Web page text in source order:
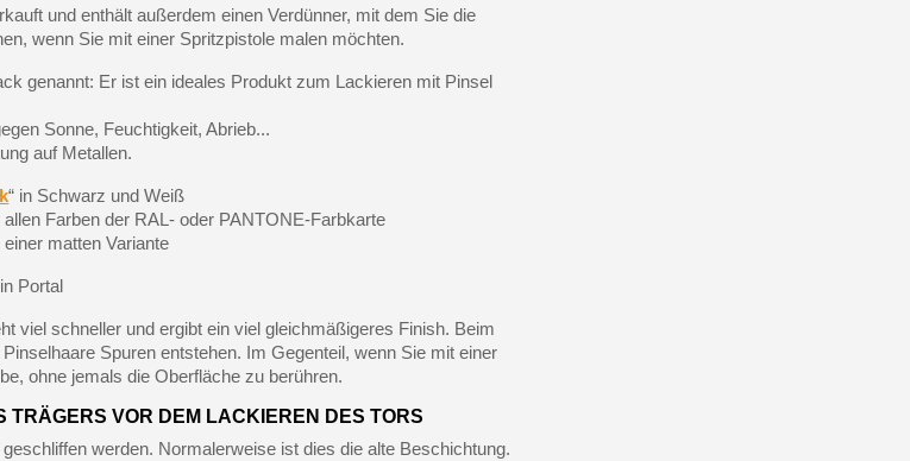
und enthält außerdem einen Verdünner, mit dem Sie die
wenn Sie mit einer Spritzpistole malen möchten.
genannt: Er ist ein ideales Produkt zum Lackieren mit Pinsel
Sonne, Feuchtigkeit, Abrieb...
auf Metallen.
“ in Schwarz und Weiß
allen Farben der RAL- oder PANTONE-Farbkarte
einer matten Variante
Portal
viel schneller und ergibt ein viel gleichmäßigeres Finish. Beim
Spuren entstehen. Im Gegenteil, wenn Sie mit einer
ohne jemals die Oberfläche zu berühren.
VOR DEM LACKIEREN DES TORS
werden. Normalerweise ist dies die alte Beschichtung.